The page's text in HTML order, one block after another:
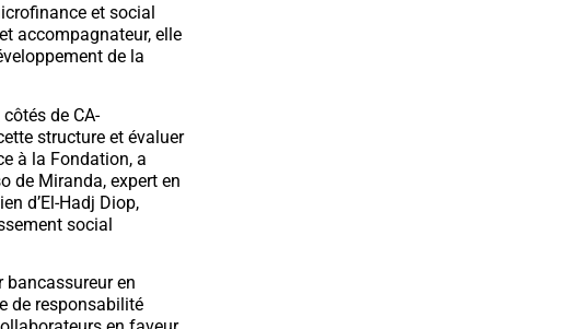
et social
accompagnateur, elle
de la
de CA-
structure et évaluer
à la Fondation, a
de Miranda, expert en
d’El-Hadj Diop,
social
bancassureur en
de responsabilité